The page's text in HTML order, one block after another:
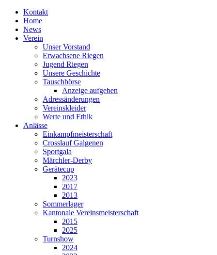
Kontakt
Home
News
Verein
Unser Vorstand
Erwachsene Riegen
Jugend Riegen
Unsere Geschichte
Tauschbörse
Anzeige aufgeben
Adressänderungen
Vereinskleider
Werte und Ethik
Anlässe
Einkampfmeisterschaft
Crosslauf Galgenen
Sportgala
Märchler-Derby
Gerätecup
2023
2017
2013
Sommerlager
Kantonale Vereinsmeisterschaft
2015
2025
Turnshow
2024